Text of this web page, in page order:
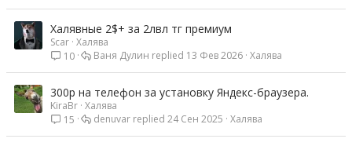
Халявные 2$+ за 2лвл тг премиум
Scar Халява
10
Халява
13 Фев 2026
Ваня Дулин
300р на телефон за установку Яндекс-браузера.
KiraBr Халява
15
Халява
24 Сен 2025
denuvar